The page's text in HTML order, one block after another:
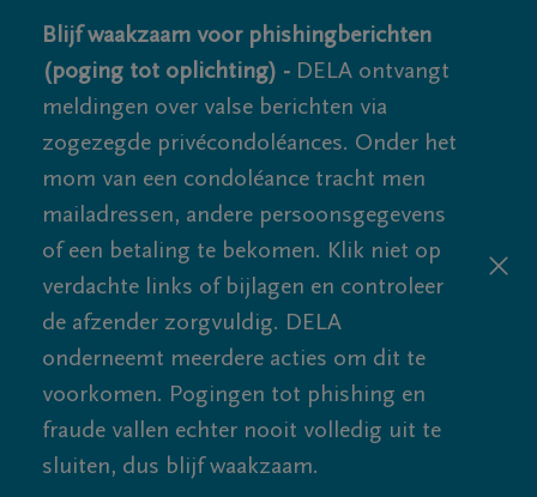
Blijf waakzaam voor phishingberichten
(poging tot oplichting) - DELA ontvangt
meldingen over valse berichten via
zogezegde privécondoléances. Onder het
mom van een condoléance tracht men
mailadressen, andere persoonsgegevens
of een betaling te bekomen. Klik niet op
verdachte links of bijlagen en controleer
de afzender zorgvuldig. DELA
onderneemt meerdere acties om dit te
voorkomen. Pogingen tot phishing en
fraude vallen echter nooit volledig uit te
sluiten, dus blijf waakzaam.